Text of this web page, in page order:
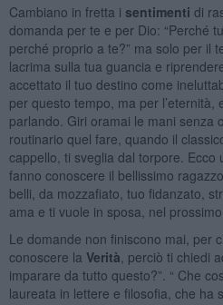
Cambiano in fretta i sentimenti di
domanda per te e per Dio: “Perché
perché proprio a te?” ma solo per il
lacrima sulla tua guancia e
accettato il tuo destino come
per questo tempo, ma per
parlando. Giri oramai le mani senza
routinario quel fare, quando il
cappello, ti sveglia dal torpore. Ecco
fanno conoscere il bellissimo
belli, da mozzafiato, tuo fidanzato,
ama e ti vuole in sposa, nel prossimo
Le domande non finiscono mai, per
conoscere la Verità , perciò ti chiedi
imparare da tutto questo?”. “ Che
laureata in lettere e filosofia, che ha